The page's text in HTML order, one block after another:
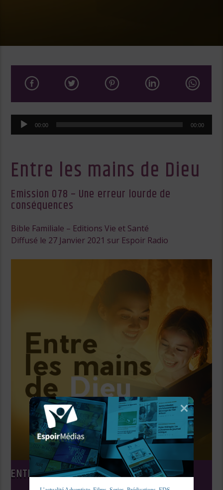
Lecteur
audio
00:00 00:00
Entre les mains de Dieu
Emission 078 – Une erreur lourde de
conséquences
Bible Familiale – Editions Vie et Santé
Diffusé le 27 Janvier 2021 sur Espoir Radio
ENTRE LES MAINS DE DIEU